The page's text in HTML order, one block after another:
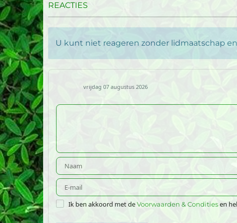
REACTIES
U kunt niet reageren zonder lidmaatschap
vrijdag 07 augustus 2026
Ik ben akkoord met deVoorwaarden & Conditiesen